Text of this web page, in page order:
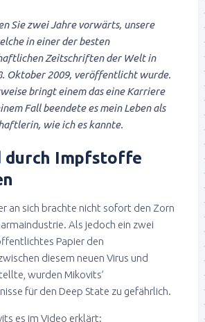
Sie zwei Jahre vorwärts, unsere
in einer der besten
Zeitschriften der Welt in
Oktober 2009, veröffentlicht wurde.
bringt einem das eine Karriere
Fall beendete es mein Leben als
wie ich es kannte.
durch Impfstoffe
an sich brachte nicht sofort den Zorn
Als jedoch ein zwei
Papier den
diesem neuen Virus und
wurden Mikovits’
für den Deep State zu gefährlich.
es im Video erklärt: